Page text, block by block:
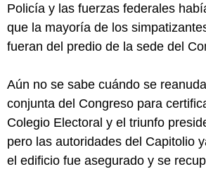
Policía y las fuerzas federales
que la mayoría de los
fueran del predio de la sede del
Aún no se sabe cuándo se
conjunta del Congreso para
Colegio Electoral y el triunfo
pero las autoridades del Capitolio
el edificio fue asegurado y se